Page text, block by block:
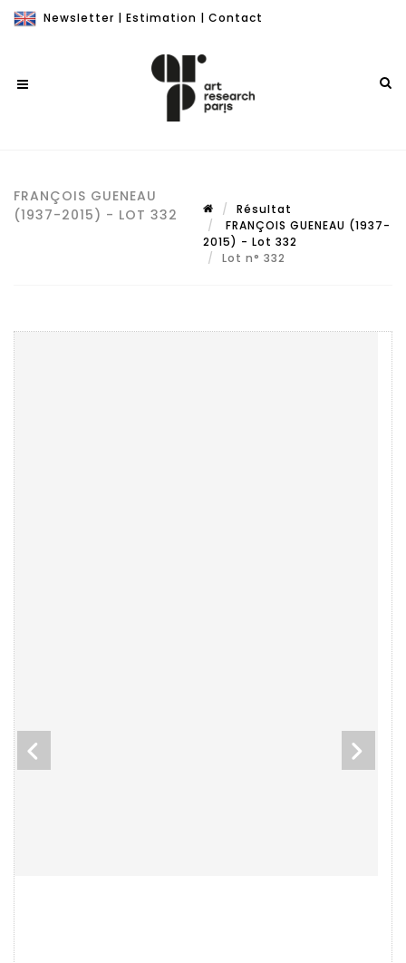
Newsletter | Estimation | Contact
FRANÇOIS GUENEAU
(1937-2015) - LOT 332
Résultat
FRANÇOIS GUENEAU (1937-
2015) - Lot 332
Lot n° 332